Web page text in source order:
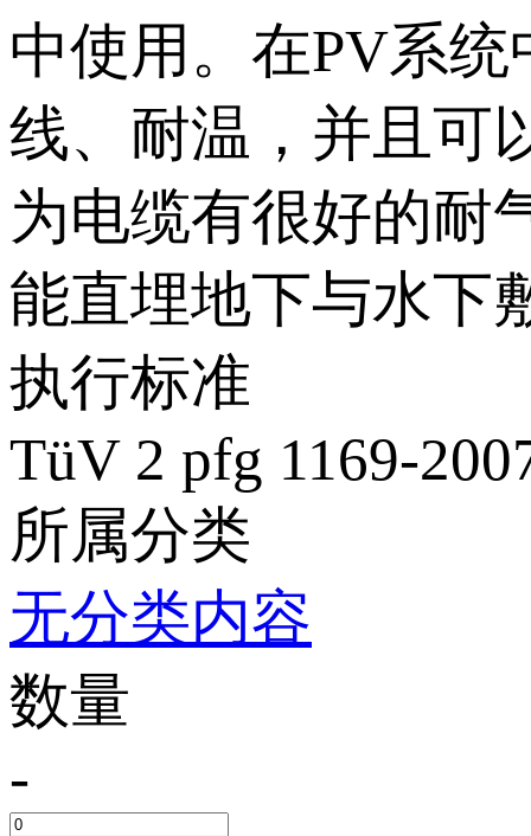
中使用。在PV系
线、耐温，并
为电缆有很好的耐气
能直埋地下与水下敷
执行标准
TüV 2 pfg 1169-
所属分类
无分类内容
数量
-